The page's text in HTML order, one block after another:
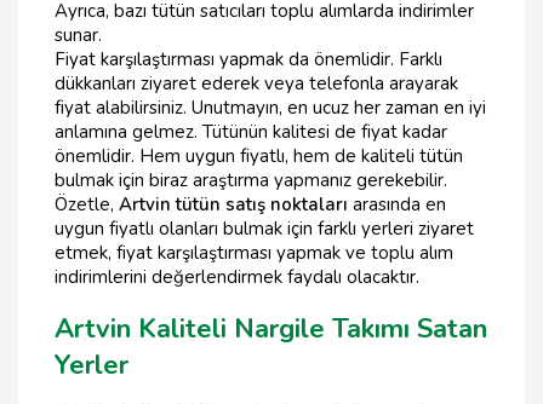
Ayrıca, bazı tütün satıcıları toplu alımlarda indirimler
sunar.
Fiyat karşılaştırması yapmak da önemlidir. Farklı
dükkanları ziyaret ederek veya telefonla arayarak
fiyat alabilirsiniz. Unutmayın, en ucuz her zaman en iyi
anlamına gelmez. Tütünün kalitesi de fiyat kadar
önemlidir. Hem uygun fiyatlı, hem de kaliteli tütün
bulmak için biraz araştırma yapmanız gerekebilir.
Özetle, Artvin tütün satış noktaları arasında en
uygun fiyatlı olanları bulmak için farklı yerleri ziyaret
etmek, fiyat karşılaştırması yapmak ve toplu alım
indirimlerini değerlendirmek faydalı olacaktır.
Artvin Kaliteli Nargile Takımı Satan
Yerler